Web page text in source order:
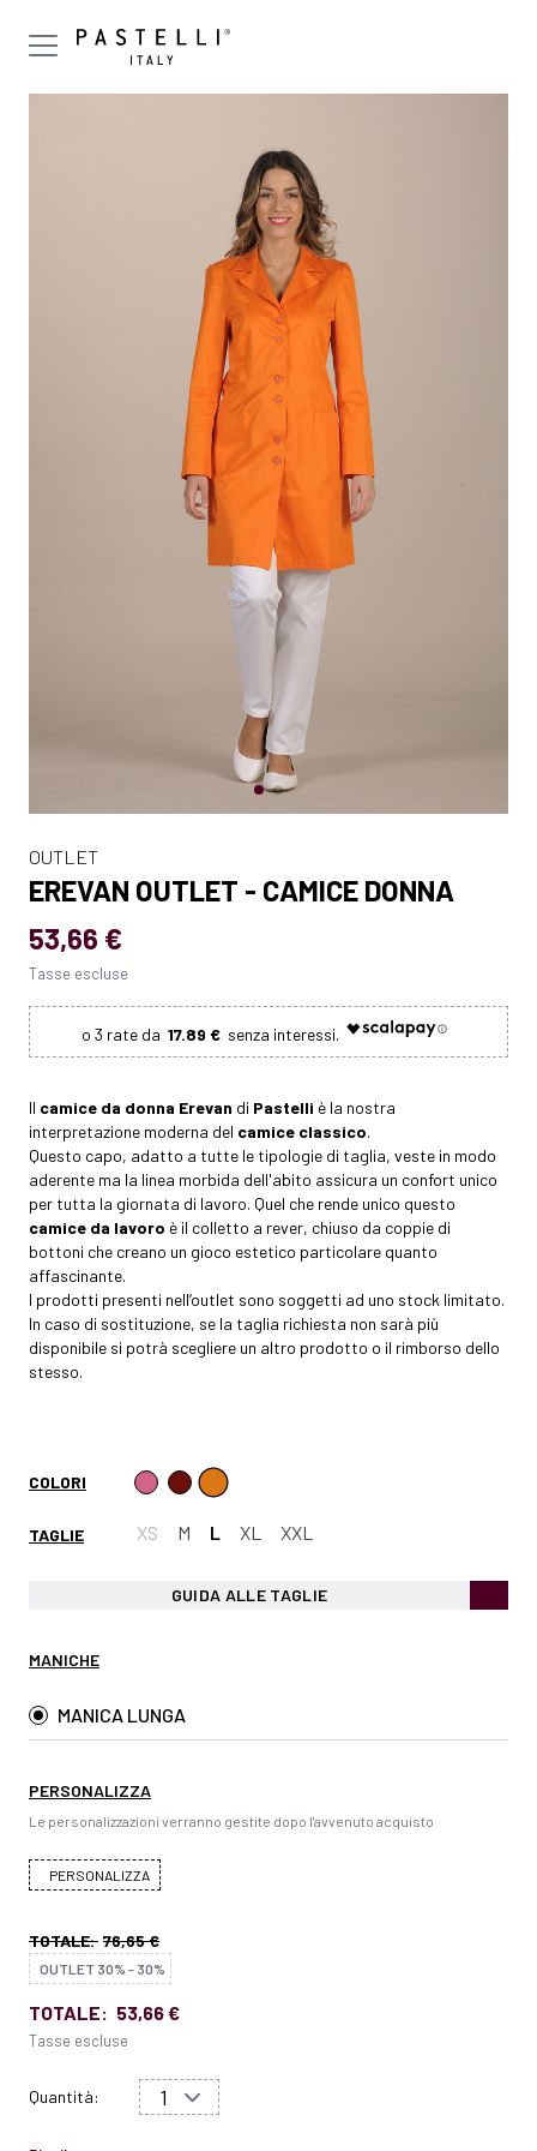
OUTLET
EREVAN OUTLET - CAMICE DONNA
53,66 €
Tasse escluse
17.89 €
Il camice da donna Erevan di Pastelli è la nostra
interpretazione moderna del camice classico.
Questo capo, adatto a tutte le tipologie di taglia, veste in modo
aderente ma la linea morbida dell'abito assicura un confort unico
per tutta la giornata di lavoro. Quel che rende unico questo
camice da lavoro è il colletto a rever, chiuso da coppie di
bottoni che creano un gioco estetico particolare quanto
affascinante.
I prodotti presenti nell’outlet sono soggetti ad uno stock limitato.
In caso di sostituzione, se la taglia richiesta non sarà più
disponibile si potrà scegliere un altro prodotto o il rimborso dello
stesso.
COLORI
TAGLIE XS M L XL XXL
GUIDA ALLE TAGLIE
MANICHE
MANICA LUNGA
PERSONALIZZA
Le personalizzazioni verranno gestite dopo l'avvenuto acquisto
PERSONALIZZA
TOTALE: 76,65 €
OUTLET 30% - 30%
TOTALE: 53,66 €
Tasse escluse
Quantità: